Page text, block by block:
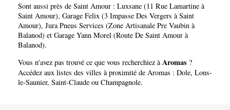
Sont aussi près de Saint Amour : Luxsane (11 Rue Lamartine à
Saint Amour), Garage Felix (3 Impasse Des Vergers à Saint
Amour), Jura Pneus Services (Zone Artisanale Pre Vaubin à
Balanod) et Garage Yann Morel (Route De Saint Amour à
Balanod).
Vous n'avez pas trouvé ce que vous recherchiez àAromas ?
Accédez aux listes des villes à proximité de Aromas : Dole, Lons-
le-Saunier, Saint-Claude ou Champagnole.